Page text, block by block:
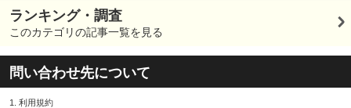
ランキング・調査
このカテゴリの記事一覧を見る
問い合わせ先について
1. 利用規約